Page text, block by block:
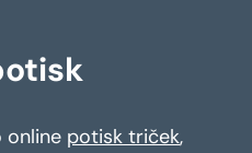
online potisk triček,